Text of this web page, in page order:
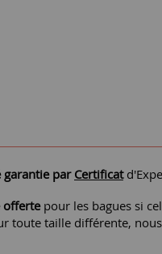
parCertificat
offertepour les bagues si
toute taille différente,